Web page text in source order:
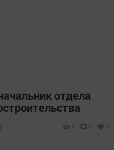
отдела
0 0 0